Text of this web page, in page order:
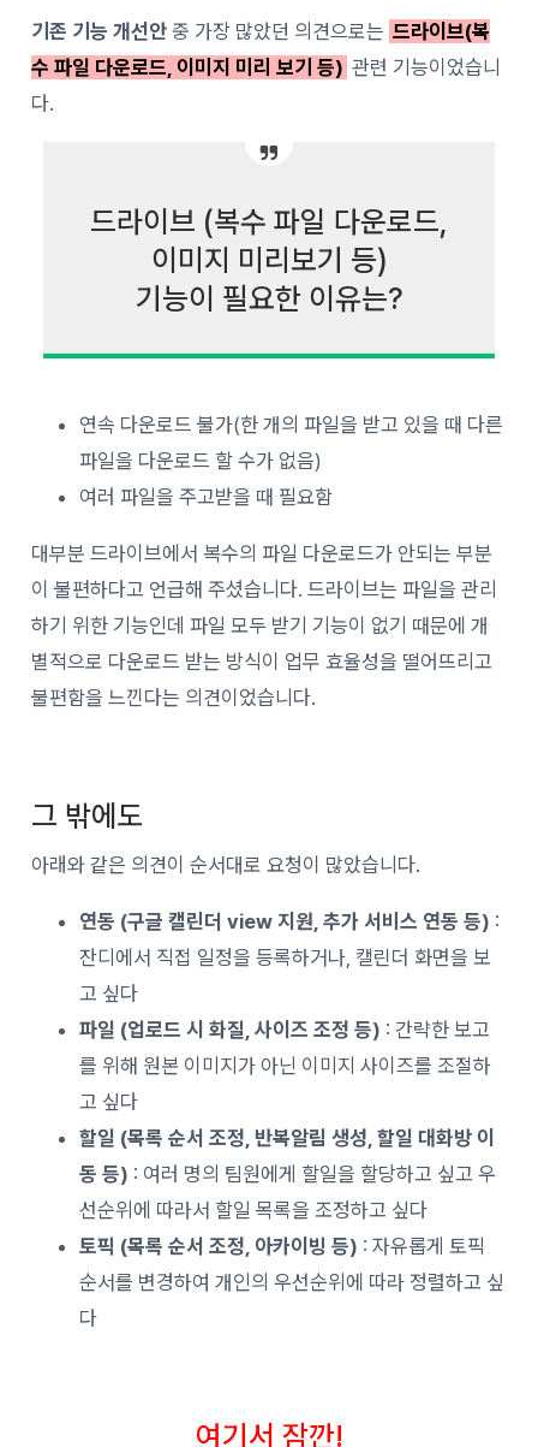
기존 기능 개선안 중 가장 많았던 의견으로는 드라이브(복
수 파일 다운로드, 이미지 미리 보기 등) 관련 기능이었습니
다.
드라이브 (복수 파일 다운로드,
이미지 미리보기 등)
기능이 필요한 이유는?
연속 다운로드 불가(한 개의 파일을 받고 있을 때 다른
파일을 다운로드 할 수가 없음)
여러 파일을 주고받을 때 필요함
대부분 드라이브에서 복수의 파일 다운로드가 안되는 부분
이 불편하다고 언급해 주셨습니다. 드라이브는 파일을 관리
하기 위한 기능인데 파일 모두 받기 기능이 없기 때문에 개
별적으로 다운로드 받는 방식이 업무 효율성을 떨어뜨리고
불편함을 느낀다는 의견이었습니다.
그 밖에도
아래와 같은 의견이 순서대로 요청이 많았습니다.
연동 (구글 캘린더 view 지원, 추가 서비스 연동 등) :
잔디에서 직접 일정을 등록하거나, 캘린더 화면을 보
고 싶다
파일 (업로드 시 화질, 사이즈 조정 등) : 간략한 보고
를 위해 원본 이미지가 아닌 이미지 사이즈를 조절하
고 싶다
할일 (목록 순서 조정, 반복알림 생성, 할일 대화방 이
동 등) : 여러 명의 팀원에게 할일을 할당하고 싶고 우
선순위에 따라서 할일 목록을 조정하고 싶다
토픽 (목록 순서 조정, 아카이빙 등) : 자유롭게 토픽
순서를 변경하여 개인의 우선순위에 따라 정렬하고 싶
다
여기서 잠깐!